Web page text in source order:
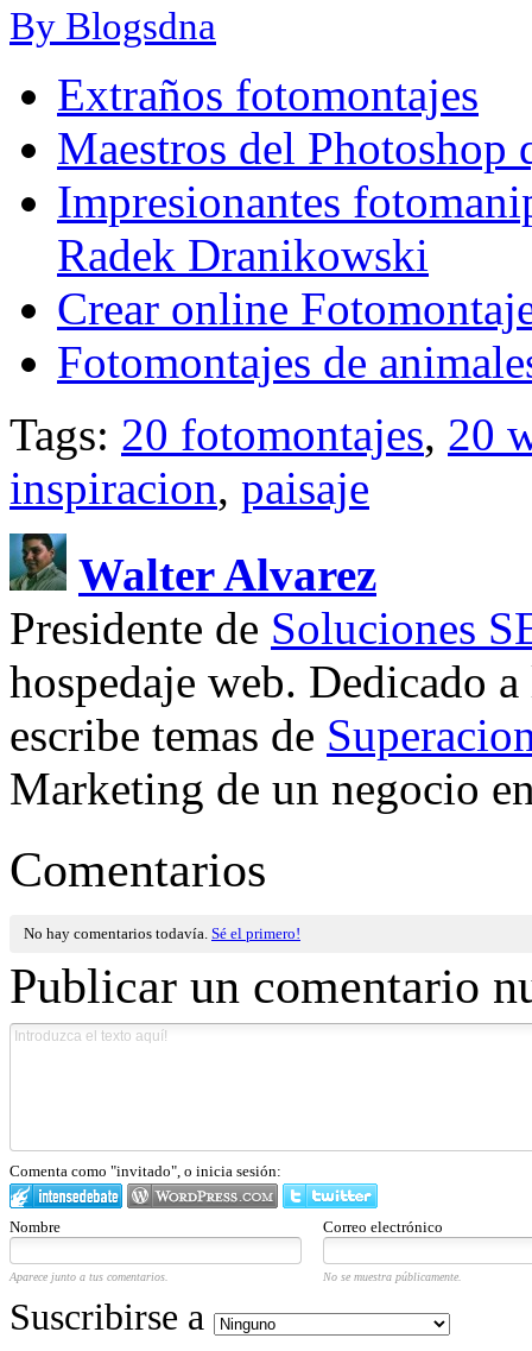
By Blogsdna
Extraños fotomontajes
Maestros del Photoshop
Impresionantes
Radek Dranikowski
Crear online
Fotomontajes de
Tags: 20 fotomontajes, 20
inspiracion, paisaje
Walter Alvarez
Presidente de Soluciones
hospedaje web. Dedicado
escribe temas de
Marketing de un negocio
Comentarios
No hay comentarios todavía. Sé el primero!
Publicar un comentario
Comenta como "invitado", o inicia sesión:
Nombre Correo electrónico
Aparece junto a tus comentarios. No se muestra públicamente.
Suscribirse a